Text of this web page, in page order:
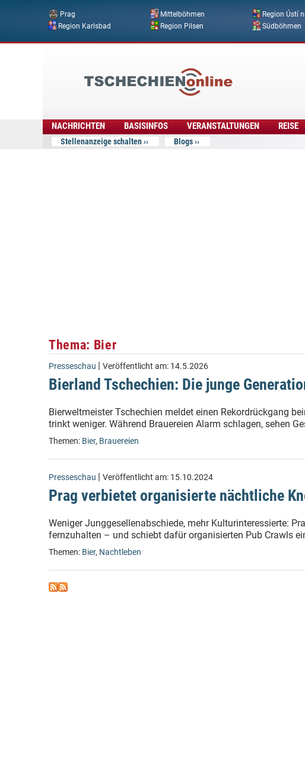
Prag Mittelböhmen Region Ústí
Region Karlsbad
Region Pilsen Südböhmen
Online
NACHRICHTEN BASISINFOS VERANSTALTUNGEN REISE
Stellenanzeige schalten Blogs
Thema: Bier
Presseschau | Veröffentlicht am: 14.5.2026
Bierland Tschechien: Die junge
Bierweltmeister Tschechien meldet einen Rekordrückgang
trinkt weniger. Während Brauereien Alarm schlagen, sehen
Themen: Bier, Brauereien
Presseschau | Veröffentlicht am: 15.10.2024
Prag verbietet organisierte nächtliche
Weniger Junggesellenabschiede, mehr Kulturinteressierte:
fernzuhalten – und schiebt dafür organisierten Pub Crawls
Themen: Bier, Nachtleben